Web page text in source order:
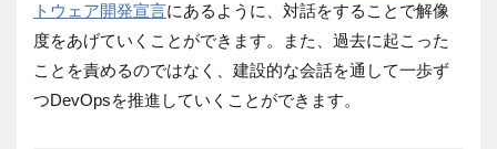
トウェア開発宣言にあるように、対話をすることで解像
度をあげていくことができます。また、過去に起こった
ことを責めるのではなく、建設的な会話を通して一歩ず
つDevOpsを推進していくことができます。